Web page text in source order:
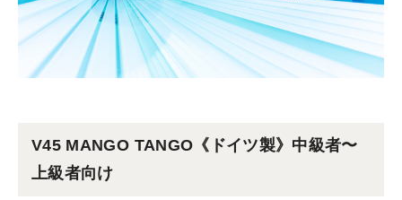
V45 MANGO TANGO《ドイツ製》中級者〜
上級者向け